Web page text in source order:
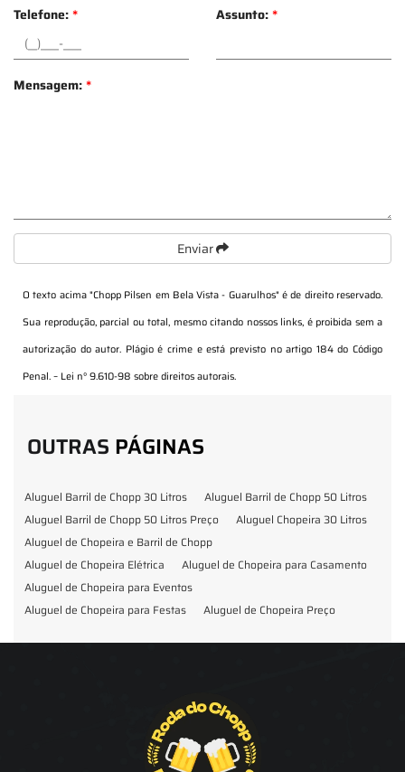
Telefone:* Assunto:*
Mensagem:*
Enviar
O texto acima "Chopp Pilsen em Bela Vista - Guarulhos" é de direito reservado.
Sua reprodução, parcial ou total, mesmo citando nossos links, é proibida sem a
autorização do autor. Plágio é crime e está previsto no artigo 184 do Código
Penal. – Lei n° 9.610-98 sobre direitos autorais.
OUTRAS PÁGINAS
Aluguel Barril de Chopp 30 Litros
Aluguel Barril de Chopp 50 Litros
Aluguel Barril de Chopp 50 Litros Preço
Aluguel Chopeira 30 Litros
Aluguel de Chopeira e Barril de Chopp
Aluguel de Chopeira Elétrica
Aluguel de Chopeira para Casamento
Aluguel de Chopeira para Eventos
Aluguel de Chopeira para Festas
Aluguel de Chopeira Preço
Chopp Festas e Eventos
Chopp Pilsen
Fornecedor Barril de Chopp
Fornecedor de Barril de Chopp
Chopeira